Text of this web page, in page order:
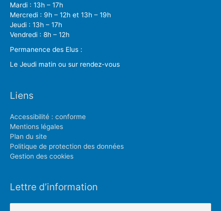
Mardi : 13h – 17h
Mercredi : 9h – 12h et 13h – 19h
Jeudi : 13h – 17h
Vendredi : 8h – 12h
Permanence des Elus :
Le Jeudi matin ou sur rendez-vous
Liens
Accessibilité : conforme
Mentions légales
Plan du site
Politique de protection des données
Gestion des cookies
Lettre d’information